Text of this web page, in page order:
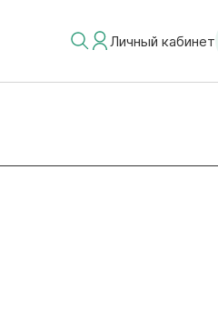
Личный кабинет